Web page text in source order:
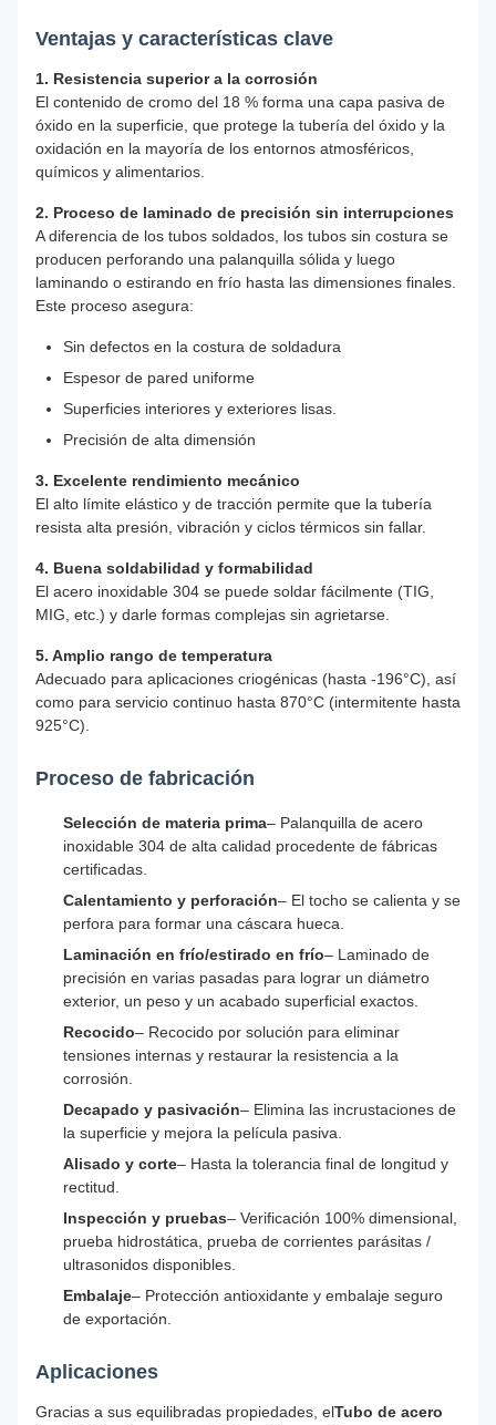
Ventajas y características clave
1. Resistencia superior a la corrosión
El contenido de cromo del 18 % forma una capa pasiva de
óxido en la superficie, que protege la tubería del óxido y la
oxidación en la mayoría de los entornos atmosféricos,
químicos y alimentarios.
2. Proceso de laminado de precisión sin interrupciones
A diferencia de los tubos soldados, los tubos sin costura se
producen perforando una palanquilla sólida y luego
laminando o estirando en frío hasta las dimensiones finales.
Este proceso asegura:
Sin defectos en la costura de soldadura
Espesor de pared uniforme
Superficies interiores y exteriores lisas.
Precisión de alta dimensión
3. Excelente rendimiento mecánico
El alto límite elástico y de tracción permite que la tubería
resista alta presión, vibración y ciclos térmicos sin fallar.
4. Buena soldabilidad y formabilidad
El acero inoxidable 304 se puede soldar fácilmente (TIG,
MIG, etc.) y darle formas complejas sin agrietarse.
5. Amplio rango de temperatura
Adecuado para aplicaciones criogénicas (hasta -196°C), así
como para servicio continuo hasta 870°C (intermitente hasta
925°C).
Proceso de fabricación
Selección de materia prima– Palanquilla de acero
inoxidable 304 de alta calidad procedente de fábricas
certificadas.
Calentamiento y perforación– El tocho se calienta y se
perfora para formar una cáscara hueca.
Laminación en frío/estirado en frío– Laminado de
precisión en varias pasadas para lograr un diámetro
exterior, un peso y un acabado superficial exactos.
Recocido– Recocido por solución para eliminar
tensiones internas y restaurar la resistencia a la
corrosión.
Decapado y pasivación– Elimina las incrustaciones de
la superficie y mejora la película pasiva.
Alisado y corte– Hasta la tolerancia final de longitud y
rectitud.
Inspección y pruebas– Verificación 100% dimensional,
prueba hidrostática, prueba de corrientes parásitas /
ultrasonidos disponibles.
Embalaje– Protección antioxidante y embalaje seguro
de exportación.
Aplicaciones
Gracias a sus equilibradas propiedades, elTubo de acero